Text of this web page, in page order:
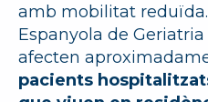
amb mobilitat
Espanyola de
afecten
pacients